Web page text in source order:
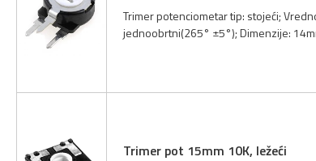
Trimer potenciometar tip: stojeći;
jednoobrtni(265° ±5°); Dimenzije:
Trimer pot 15mm 10K, ležeći